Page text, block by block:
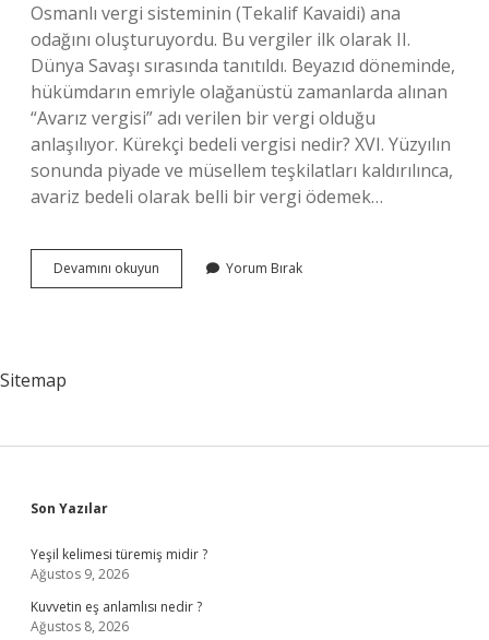
Osmanlı vergi sisteminin (Tekalif Kavaidi) ana
odağını oluşturuyordu. Bu vergiler ilk olarak II.
Dünya Savaşı sırasında tanıtıldı. Beyazıd döneminde,
hükümdarın emriyle olağanüstü zamanlarda alınan
“Avarız vergisi” adı verilen bir vergi olduğu
anlaşılıyor. Kürekçi bedeli vergisi nedir? XVI. Yüzyılın
sonunda piyade ve müsellem teşkilatları kaldırılınca,
avariz bedeli olarak belli bir vergi ödemek…
Devamını okuyun
Örfiye
Yorum Bırak
Sitemap
Sidebar
Son Yazılar
Yeşil kelimesi türemiş midir ?
Ağustos 9, 2026
Kuvvetin eş anlamlısı nedir ?
Ağustos 8, 2026